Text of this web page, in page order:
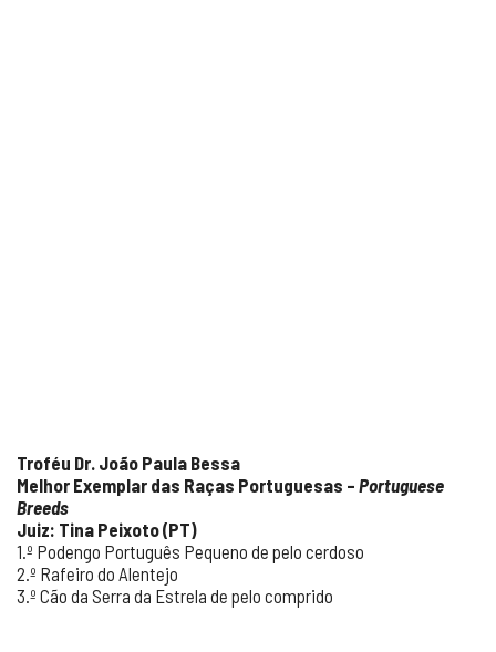
Troféu Dr. João Paula Bessa
Melhor Exemplar das Raças Portuguesas – Portuguese
Breeds
Juiz: Tina Peixoto (PT)
1.º Podengo Português Pequeno de pelo cerdoso
2.º Rafeiro do Alentejo
3.º Cão da Serra da Estrela de pelo comprido